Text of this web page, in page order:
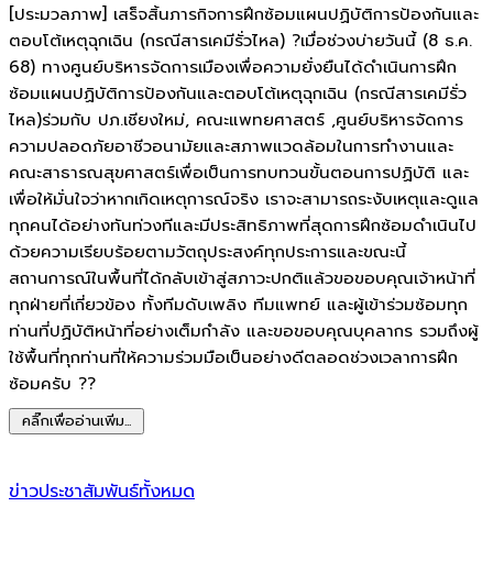
[ประมวลภาพ] เสร็จสิ้นภารกิจการฝึกซ้อมแผนปฏิบัติการป้องกันและ
ตอบโต้เหตุฉุกเฉิน (กรณีสารเคมีรั่วไหล) ?เมื่อช่วงบ่ายวันนี้ (8 ธ.ค.
68) ทางศูนย์บริหารจัดการเมืองเพื่อความยั่งยืนได้ดำเนินการฝึก
ซ้อมแผนปฏิบัติการป้องกันและตอบโต้เหตุฉุกเฉิน (กรณีสารเคมีรั่ว
ไหล)ร่วมกับ ปภ.เชียงใหม่, คณะแพทยศาสตร์ ,ศูนย์บริหารจัดการ
ความปลอดภัยอาชีวอนามัยและสภาพแวดล้อมในการทำงานและ
คณะสาธารณสุขศาสตร์เพื่อเป็นการทบทวนขั้นตอนการปฏิบัติ และ
เพื่อให้มั่นใจว่าหากเกิดเหตุการณ์จริง เราจะสามารถระงับเหตุและดูแล
ทุกคนได้อย่างทันท่วงทีและมีประสิทธิภาพที่สุดการฝึกซ้อมดำเนินไป
ด้วยความเรียบร้อยตามวัตถุประสงค์ทุกประการและขณะนี้
สถานการณ์ในพื้นที่ได้กลับเข้าสู่สภาวะปกติแล้วขอขอบคุณเจ้าหน้าที่
ทุกฝ่ายที่เกี่ยวข้อง ทั้งทีมดับเพลิง ทีมแพทย์ และผู้เข้าร่วมซ้อมทุก
ท่านที่ปฏิบัติหน้าที่อย่างเต็มกำลัง และขอขอบคุณบุคลากร รวมถึงผู้
ใช้พื้นที่ทุกท่านที่ให้ความร่วมมือเป็นอย่างดีตลอดช่วงเวลาการฝึก
ซ้อมครับ ??
คลิ๊กเพื่ออ่านเพิ่ม...
ข่าวประชาสัมพันธ์ทั้งหมด